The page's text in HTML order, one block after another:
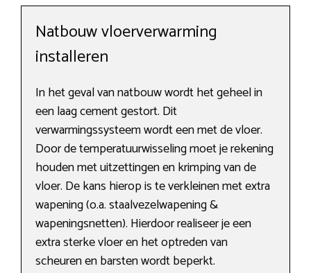
Natbouw vloerverwarming
installeren
In het geval van natbouw wordt het geheel in
een laag cement gestort. Dit
verwarmingssysteem wordt een met de vloer.
Door de temperatuurwisseling moet je rekening
houden met uitzettingen en krimping van de
vloer. De kans hierop is te verkleinen met extra
wapening (o.a. staalvezelwapening &
wapeningsnetten). Hierdoor realiseer je een
extra sterke vloer en het optreden van
scheuren en barsten wordt beperkt.